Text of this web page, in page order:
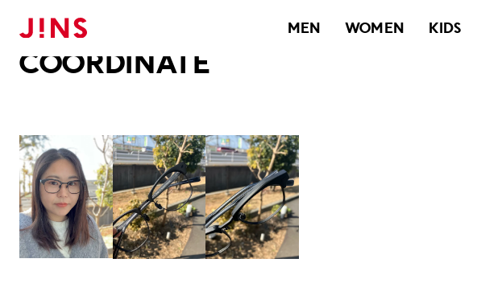
MEN WOMEN KIDS
メガネのJINS TOP
COORDINATE